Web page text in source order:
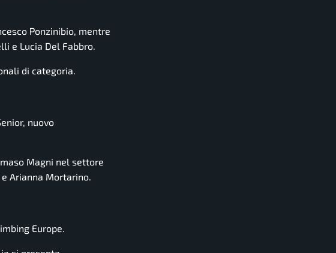
Ponzinibio, mentre
e Lucia Del Fabbro.
di categoria.
nuovo
Magni nel settore
Arianna Mortarino.
Europe.